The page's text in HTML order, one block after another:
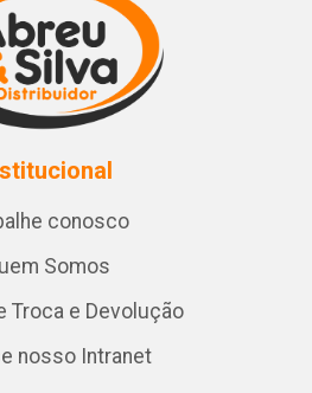
conosco
Somos
Troca e Devolução
nosso Intranet